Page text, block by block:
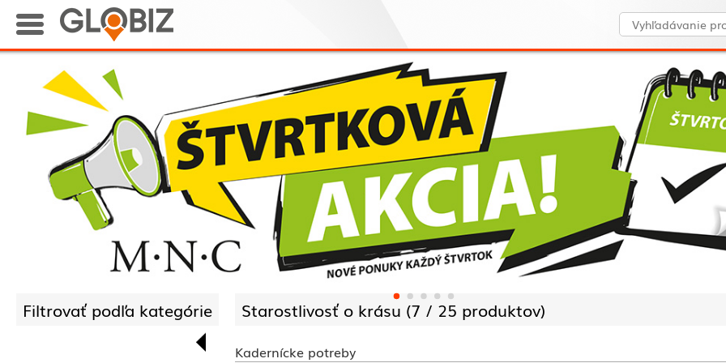
Filtrovať podľa kategórie Starostlivosť o krásu (7 / 25 produktov)
Kadernícke potreby